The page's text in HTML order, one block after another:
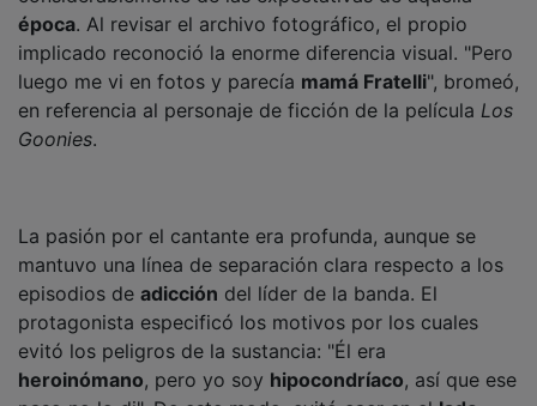
época. Al revisar el archivo fotográfico, el propio
implicado reconoció la enorme diferencia visual. "Pero
luego me vi en fotos y parecía mamá Fratelli", bromeó,
en referencia al personaje de ficción de la películaLos
Goonies.
mantuvo una línea de separación clara respecto a los
episodios de adicción del líder de la banda. El
protagonista especificó los motivos por los cuales
evitó los peligros de la sustancia: "Él era
heroinómano, pero yo soyhipocondríaco
paso no lo di". De este modo, evitó caer en el lado